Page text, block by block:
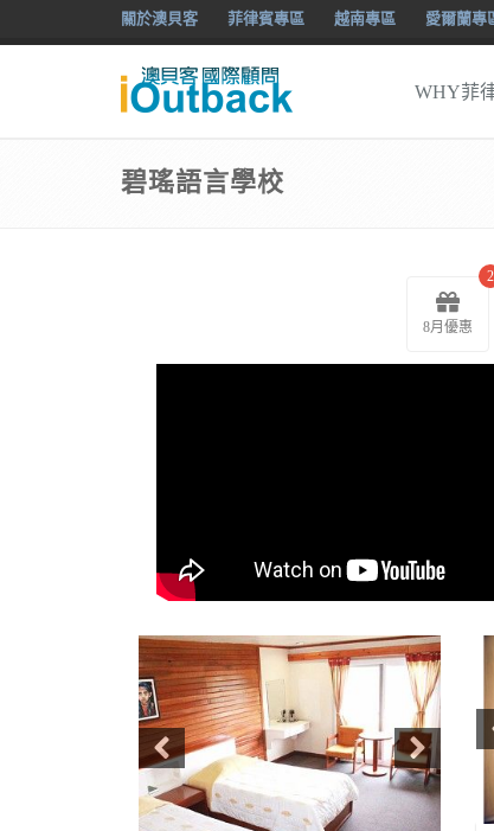
關於澳貝客 菲律賓專區 越南專區 愛爾蘭專
WHY菲
碧瑤語言學校
8月優惠
2